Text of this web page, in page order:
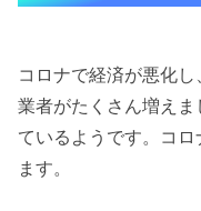
コロナで経済が悪化
業者がたくさん増え
ているようです。コ
ます。